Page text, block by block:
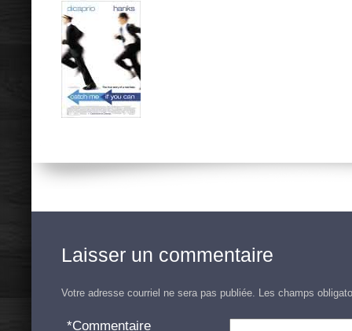
Laisser un commentaire
Votre adresse courriel ne sera pas publiée. Les champs
Commentaire
*